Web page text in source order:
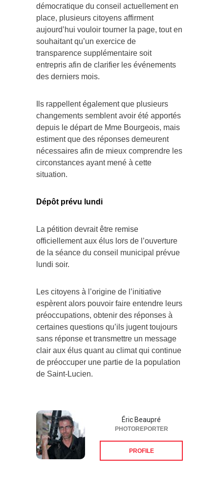
démocratique du conseil actuellement en
place, plusieurs citoyens affirment
aujourd’hui vouloir tourner la page, tout en
souhaitant qu’un exercice de
transparence supplémentaire soit
entrepris afin de clarifier les événements
des derniers mois.
Ils rappellent également que plusieurs
changements semblent avoir été apportés
depuis le départ de Mme Bourgeois, mais
estiment que des réponses demeurent
nécessaires afin de mieux comprendre les
circonstances ayant mené à cette
situation.
Dépôt prévu lundi
La pétition devrait être remise
officiellement aux élus lors de l’ouverture
de la séance du conseil municipal prévue
lundi soir.
Les citoyens à l’origine de l’initiative
espèrent alors pouvoir faire entendre leurs
préoccupations, obtenir des réponses à
certaines questions qu’ils jugent toujours
sans réponse et transmettre un message
clair aux élus quant au climat qui continue
de préoccuper une partie de la population
de Saint-Lucien.
Éric Beaupré
PHOTOREPORTER
PROFILE